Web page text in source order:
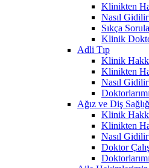
Klinikten
Nasıl
Sıkça
Klinik
Adli Tıp
Klinik
Klinikten
Nasıl
Ağız ve Diş
Klinik
Klinikten
Nasıl
Doktor